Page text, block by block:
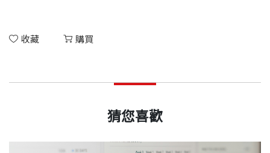
收藏 購買
猜您喜歡